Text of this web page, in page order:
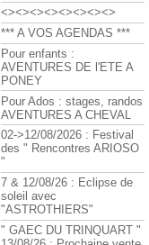
<><><><><><><><>
*** A VOS AGENDAS ***
Pour enfants :
AVENTURES DE l'ETE A
PONEY
Pour Ados : stages, randos
AVENTURES A CHEVAL
02->12/08/2026 : Festival
des " Rencontres ARIOSO
"
7 & 12/08/26 : Eclipse de
soleil avec
"ASTROTHIERS"
" GAEC DU TRINQUART "